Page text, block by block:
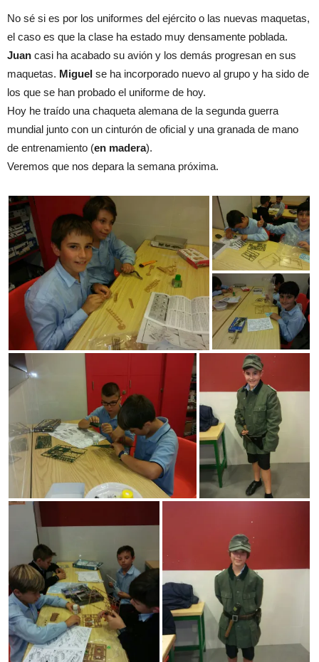
No sé si es por los uniformes del ejército o las nuevas maquetas,
el caso es que la clase ha estado muy densamente poblada.
Juan casi ha acabado su avión y los demás progresan en sus
maquetas. Miguel se ha incorporado nuevo al grupo y ha sido de
los que se han probado el uniforme de hoy.
Hoy he traído una chaqueta alemana de la segunda guerra
mundial junto con un cinturón de oficial y una granada de mano
de entrenamiento (en madera).
Veremos que nos depara la semana próxima.